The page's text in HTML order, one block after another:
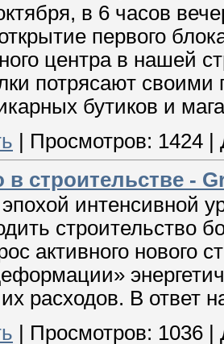
в 6 часов
первого
центра в нашей
потрясают
бутиков и
Просмотров: 1424
в строительстве -
эпохой интенсивной
строительство
активного нового
расходов. В ответ
| Просмотров: 1036 |